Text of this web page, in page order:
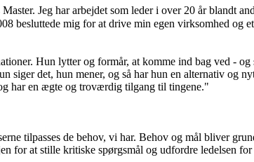
Jeg har arbejdet som leder i over 20 år blandt
besluttede mig for at drive min egen virksomhed og
Hun lytter og formår, at komme ind bag ved - og
siger det, hun mener, og så har hun en alternativ og
har en ægte og troværdig tilgang til tingene."
tilpasses de behov, vi har. Behov og mål bliver
for at stille kritiske spørgsmål og udfordre ledelsen